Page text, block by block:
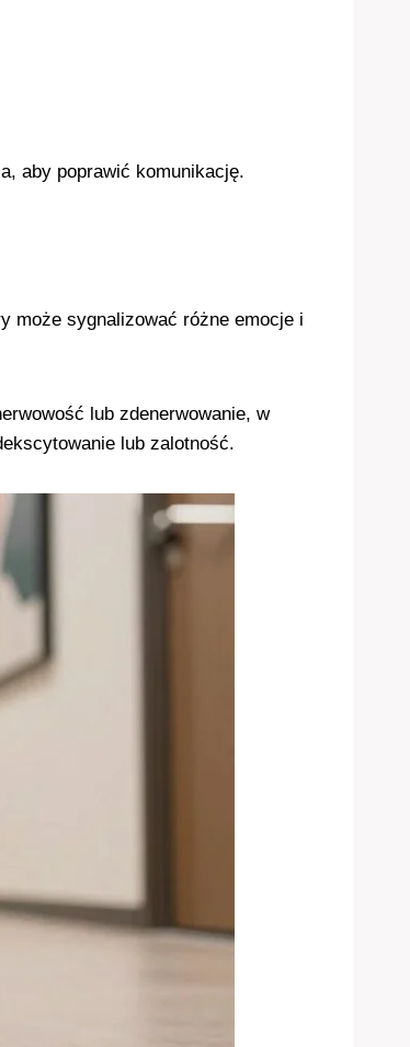
aby poprawić komunikację.
może sygnalizować różne emocje i
lub zdenerwowanie, w
lub zalotność.